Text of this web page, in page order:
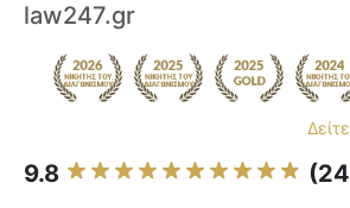
law247.gr
9.8